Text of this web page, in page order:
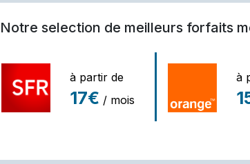
Notre selection de meilleurs forfaits
à partir de
17€ / mois
à